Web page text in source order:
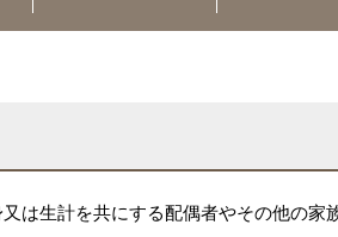
は生計を共にする配偶者やその他の家